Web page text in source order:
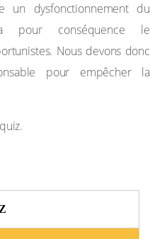
un dysfonctionnement du
pour conséquence le
Nous devons donc
pour empêcher la